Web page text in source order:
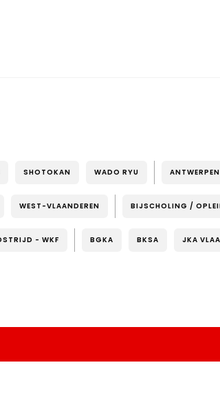
SHOTOKAN WADO RYU ANTWERPEN
WEST-VLAANDEREN BIJSCHOLING /
- WKF BGKA BKSA JKA